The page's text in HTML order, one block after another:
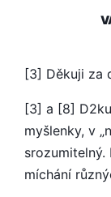
[3] Děkuji za
[3] a [8]
myšlenky, v
srozumitelný.
míchání